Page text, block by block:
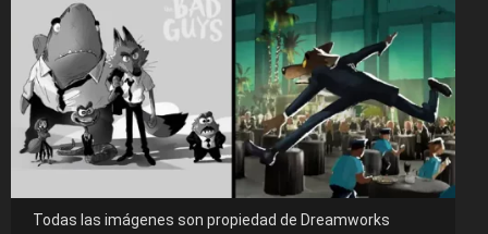
Todas las imágenes son propiedad de Dreamworks